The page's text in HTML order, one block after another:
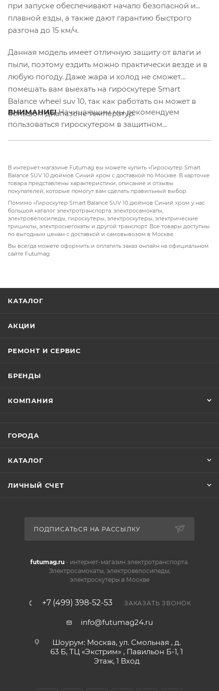
при запуске обеспечивают начало безопасной и
плавной езды, а также дают гарантию быстрого
разгона до 15 км/ч.
Данная модель имеет отличную защиту от влаги и
пыли, поэтому ездить можно практически везде и в
любую погоду. Даже жара и холод не сможет
помешать вам выехать на гироскутере Smart
Balance wheel suv 10, так как работать он может в
большом диапазоне температур.
ВНИМАНИЕ!Начинающим мы рекомендуем
пользоваться гироскутером в защитном
В интернет-магазине Futumag вы можете купить «Гироскутер Smart
Balance SUV 10 дюймов Синий хром с доставкой по Москве. В карточке
товара представлены характеристики, описание и отзывы
покупателей, которые помогут вам сделать правильный выбор.
Помимо «Гироскутер Smart Balance SUV 10 дюймов Синий хром у нас
большой каталог электротранспорта: электросамокаты,
электровелосипеды, гироскутеры, электроскутеры, электрические
трициклы, электроснегокаты и другой транспорт. Все товары доступны
по выгодным ценам с доставкой и самовывозом в Москве.
Вы всегда можете оформить и оплатить заказ онлайн на официальном
сайте Futumag.
КАТАЛОГ
АКЦИИ
РЕМОНТ И СЕРВИС
БРЕНДЫ
КОМПАНИЯ
ГОРОДА
КАТАЛОГ
ЛИЧНЫЙ СЧЕТ
ПОДПИСАТЬСЯ НА РАССЫЛКУ
futumag.ru- интернет-магазин электротранспорта.
Электросамокаты, электровелосипеды,
электроскутеры в Москве
+7 (499) 398-52-53 ЗАКАЗАТЬ ЗВОНОК
info@futumag24.ru
Шоурум: Москва, ул. Смольная , д.
63 Б, ТЦ «Экстрим» , Павильон Б-1, 1
Этаж, 1 Вход